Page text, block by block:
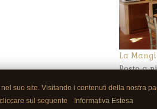
La
Posto a
posti e
suo site. Visitando i contenuti della nostra
sul seguente
Informativa Estesa